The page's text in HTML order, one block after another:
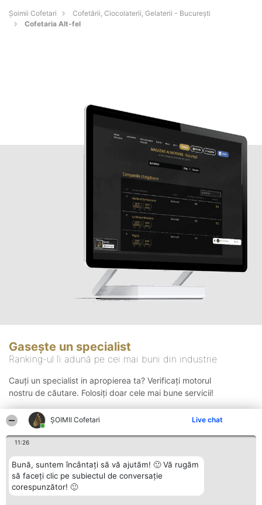
ȘOIMII Cofetari Live chat
11:26
Bună, suntem încântați să vă ajutăm! 🙂 Vă rugăm
să faceți clic pe subiectul de conversație
corespunzător! 🙂
Șoimii Cofetari
Cofetării, Ciocolaterii, Gelaterii - Bucureşti
Cofetaria Alt-fel
Gasește un specialist
Ranking-ul îi adună pe cei mai buni din industrie
Cauți un specialist in apropierea ta? Verificați motorul
nostru de căutare. Folosiți doar cele mai bune servicii!